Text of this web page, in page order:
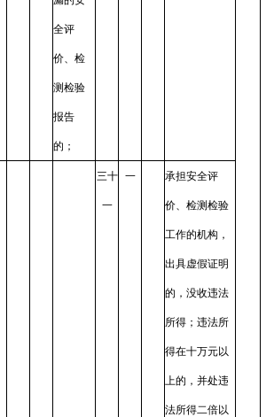
全评
价、检
测检验
报告
的；
三十
一
一 承担安全评
价、检测检验
工作的机构，
出具虚假证明
的，没收违法
所得；违法所
得在十万元以
上的，并处违
法所得二倍以